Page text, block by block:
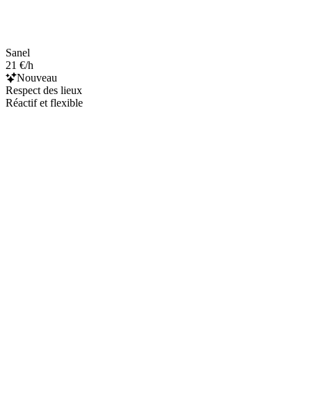
Sanel
21 €/h
Nouveau
Respect des lieux
Réactif et flexible